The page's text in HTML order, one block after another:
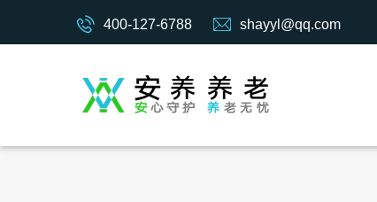
400-127-6788 shayyl@qq.com